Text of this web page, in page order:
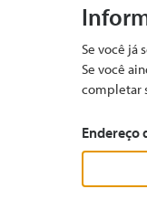
Se você já
Se você
completar
Endereço